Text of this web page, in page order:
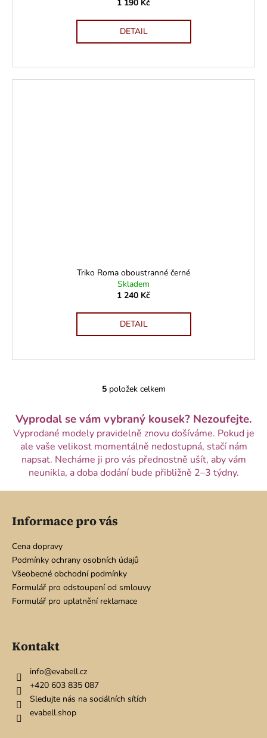
1 190 Kč
DETAIL
Triko Roma oboustranné černé
Skladem
1 240 Kč
DETAIL
O
l
á
d
a
c
í
y
v
p
i
5položek celkem
Vyprodal se vám vybraný kousek? Nezoufejte.
Vyprodané modely pravidelně znovu došíváme. Pokud je
ale vaše velikost momentálně nedostupná, stačí nám
napsat. Necháme ji pro vás přednostně ušít, aby vám
neunikla, a doba dodání bude přibližně 2–3 týdny.
Z
Informace pro vás
Cena dopravy
Podmínky ochrany osobních údajů
Všeobecné obchodní podmínky
Formulář pro odstoupení od smlouvy
Formulář pro uplatnění reklamace
Kontakt
info@evabell.cz
+420 603 835 087
Sledujte nás na sociálních sítích
evabell.shop